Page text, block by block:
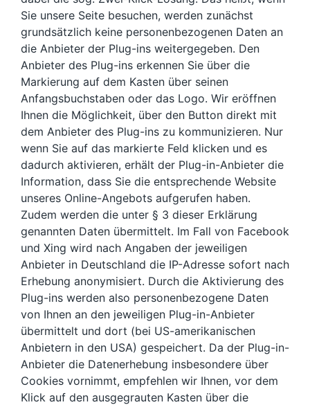
Sie unsere Seite besuchen, werden zunächst
grundsätzlich keine personenbezogenen Daten an
die Anbieter der Plug-ins weitergegeben. Den
Anbieter des Plug-ins erkennen Sie über die
Markierung auf dem Kasten über seinen
Anfangsbuchstaben oder das Logo. Wir eröffnen
Ihnen die Möglichkeit, über den Button direkt mit
dem Anbieter des Plug-ins zu kommunizieren. Nur
wenn Sie auf das markierte Feld klicken und es
dadurch aktivieren, erhält der Plug-in-Anbieter die
Information, dass Sie die entsprechende Website
unseres Online-Angebots aufgerufen haben.
Zudem werden die unter § 3 dieser Erklärung
genannten Daten übermittelt. Im Fall von Facebook
und Xing wird nach Angaben der jeweiligen
Anbieter in Deutschland die IP-Adresse sofort nach
Erhebung anonymisiert. Durch die Aktivierung des
Plug-ins werden also personenbezogene Daten
von Ihnen an den jeweiligen Plug-in-Anbieter
übermittelt und dort (bei US-amerikanischen
Anbietern in den USA) gespeichert. Da der Plug-in-
Anbieter die Datenerhebung insbesondere über
Cookies vornimmt, empfehlen wir Ihnen, vor dem
Klick auf den ausgegrauten Kasten über die